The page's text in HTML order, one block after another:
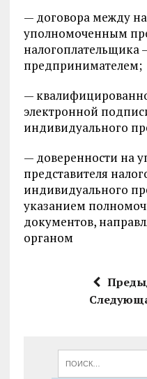
— договора между
уполномоченным
предпринимателем;
—
электронной
индивидуального
— доверенности на
представителя
индивидуального
указанием
документов,
органом